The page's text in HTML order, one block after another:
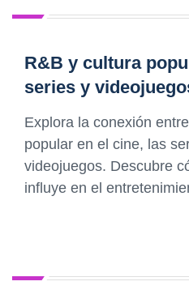
R&B y cultura
series y
Explora la conexión
popular en el cine, las
videojuegos. Descubre
influye en el